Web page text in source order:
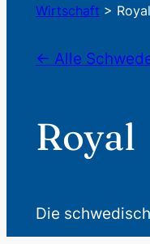
Wirtschaft > Royal
← Alle
Royal
Die